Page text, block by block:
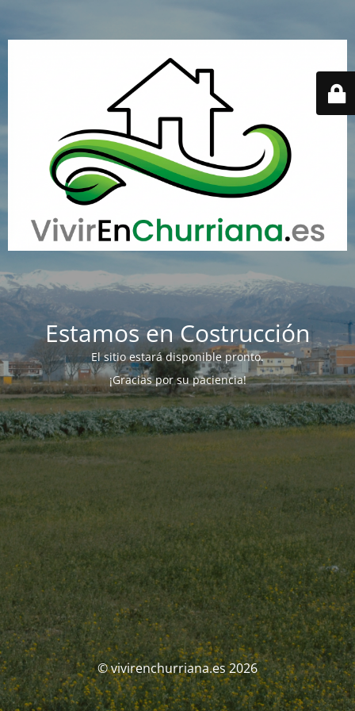
Estamos en Costrucción
El sitio estará disponible pronto.
¡Gracias por su paciencia!
© vivirenchurriana.es 2026